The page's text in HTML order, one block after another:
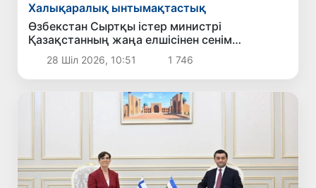
Халықаралық ынтымақтастық
Өзбекстан Сыртқы істер министрі
Қазақстанның жаңа елшісінен сенім
грамоталарының көшірмелерін қабылдады
28 Шіл 2026, 10:51 1 746